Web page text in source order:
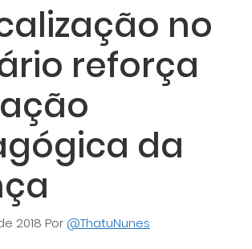
no
reforça
da
2018 Por @ThatuNunes